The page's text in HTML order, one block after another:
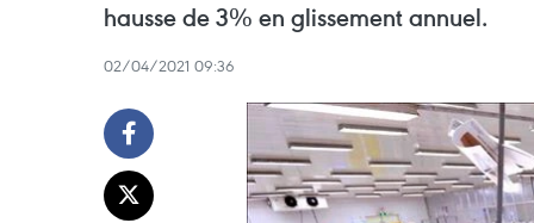
hausse de 3% en glissement annuel.
02/04/2021 09:36